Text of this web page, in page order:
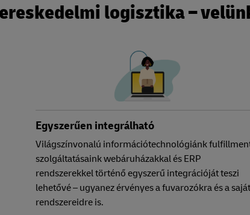
logisztika –
Egyszerűen integrálható
Világszínvonalú információtechnológiánk
szolgáltatásaink webáruházakkal és ERP
rendszerekkel történő egyszerű integrációját teszi
lehetővé – ugyanez érvényes a fuvarozókra és a saját
rendszereidre is.